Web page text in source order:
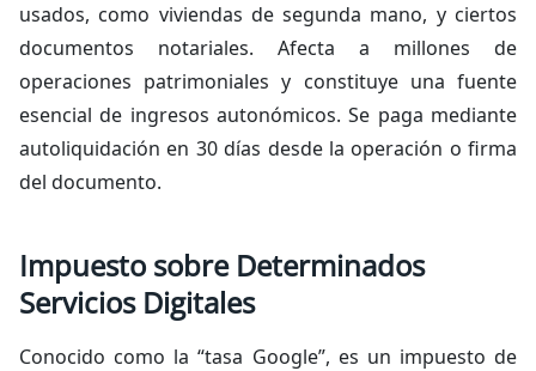
usados, como viviendas de segunda mano, y ciertos
documentos notariales. Afecta a millones de
operaciones patrimoniales y constituye una fuente
esencial de ingresos autonómicos. Se paga mediante
autoliquidación en 30 días desde la operación o firma
del documento.
Impuesto sobre Determinados
Servicios Digitales
Conocido como la “tasa Google”, es un impuesto de